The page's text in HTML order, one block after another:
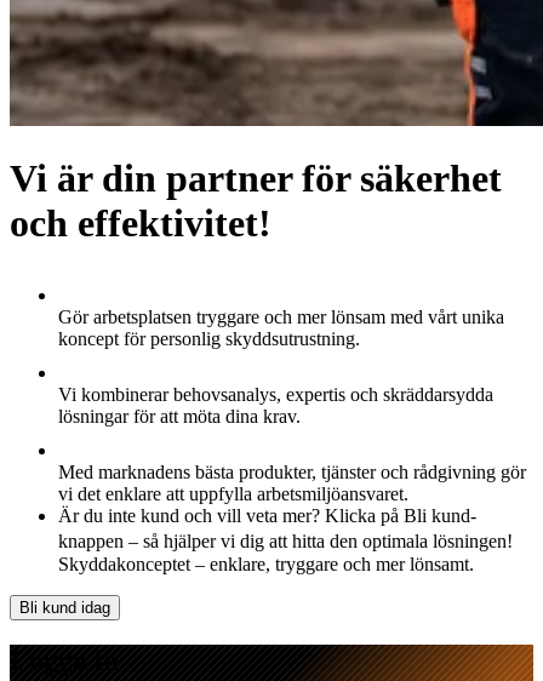
Vi är din partner för säkerhet
och effektivitet!
Gör arbetsplatsen tryggare och mer lönsam med vårt unika
koncept för personlig skyddsutrustning.
Vi kombinerar behovsanalys, expertis och skräddarsydda
lösningar för att möta dina krav.
Med marknadens bästa produkter, tjänster och rådgivning gör
vi det enklare att uppfylla arbetsmiljöansvaret.
Är du inte kund och vill veta mer? Klicka på Bli kund-
knappen – så hjälper vi dig att hitta den optimala lösningen!
Skyddakonceptet – enklare, tryggare och mer lönsamt.
Bli kund idag
Logga in